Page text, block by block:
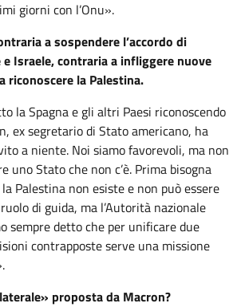
giorni con l’Onu».
a sospendere l’accordo di
e Israele, contraria a infliggere nuove
riconoscere la Palestina.
la Spagna e gli altri Paesi riconoscendo
ex segretario di Stato americano, ha
a niente. Noi siamo favorevoli, ma non
uno Stato che non c’è. Prima bisogna
Palestina non esiste e non può essere
di guida, ma l’Autorità nazionale
sempre detto che per unificare due
contrapposte serve una missione
proposta da Macron?